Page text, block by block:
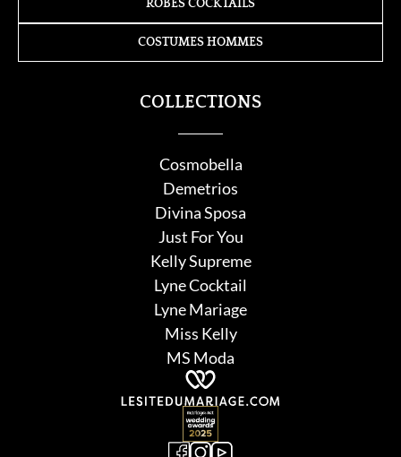
COLLECTIONS
Cosmobella
Demetrios
Divina Sposa
Just For You
Kelly Supreme
Lyne Cocktail
Lyne Mariage
Miss Kelly
MS Moda
ROBES COCKTAILS
COSTUMES HOMMES